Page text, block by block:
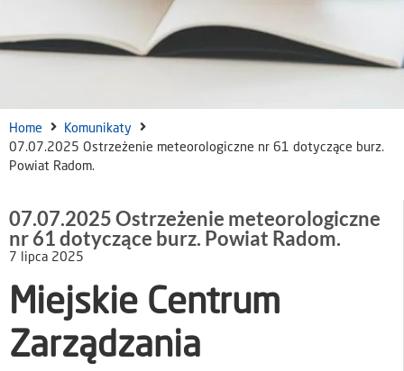
Home
Komunikaty
07.07.2025 Ostrzeżenie meteorologiczne nr 61 dotyczące burz.
Powiat Radom.
07.07.2025 Ostrzeżenie meteorologiczne
nr 61 dotyczące burz. Powiat Radom.
7 lipca 2025
Miejskie Centrum
Zarządzania